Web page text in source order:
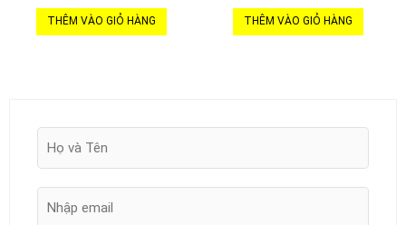
THÊM VÀO GIỎ HÀNG THÊM VÀO GIỎ HÀNG